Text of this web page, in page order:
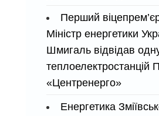
Перший
Міністр енергетики
Шмигаль відвідав
теплоелектростанцій
«Центренерго»
Енергетика